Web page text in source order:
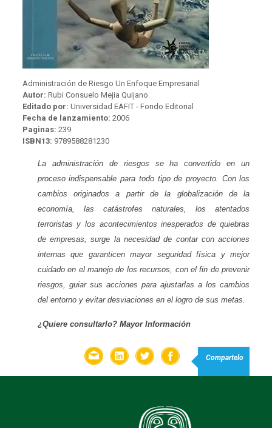
Administración de Riesgo Un Enfoque Empresarial
Autor: Rubi Consuelo Mejia Quijano
Editado por: Universidad EAFIT - Fondo Editorial
Fecha de lanzamiento: 2006
Paginas: 239
ISBN13: 9789588281230
La administración de riesgos se ha convertido en un
proceso indispensable para todo tipo de proyecto. Con los
cambios originados a partir de la globalización de la
economía, las catástrofes naturales, los atentados
terroristas y los acontecimientos inesperados de quiebras
de empresas, surge la necesidad de contar con acciones
internas que garanticen mayor seguridad física y mejor
cuidado en el manejo de los recursos, con el fin de prevenir
riesgos, guiar sus acciones para ajustarlas a los cambios
del entorno y evitar desviaciones en el logro de sus metas.
¿Quiere consultarlo? Mayor Información
Compartelo